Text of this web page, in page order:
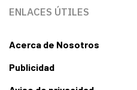
ENLACES ÚTILES
Acerca de Nosotros
Publicidad